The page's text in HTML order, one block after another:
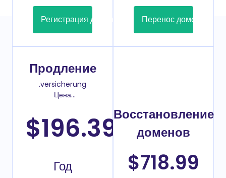
Регистрация домена Перенос домена
Продление
.versicherung
Цена
$196.39
Год
Восстановление
доменов
$718.99